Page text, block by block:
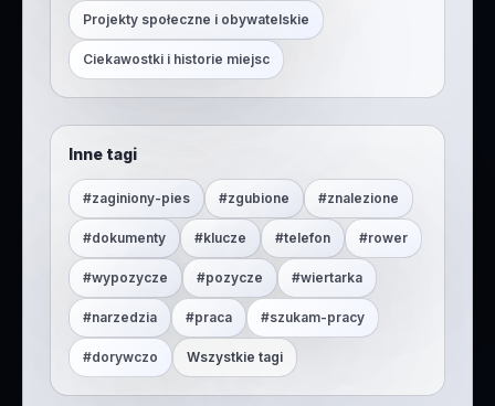
Projekty społeczne i obywatelskie
Ciekawostki i historie miejsc
Inne tagi
#zaginiony-pies #zgubione #znalezione
#dokumenty #klucze #telefon #rower
#wypozycze #pozycze #wiertarka
#narzedzia #praca #szukam-pracy
#dorywczo Wszystkie tagi